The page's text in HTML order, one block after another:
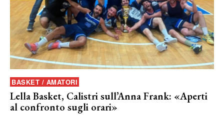
BASKET / AMATORI
Lella Basket, Calistri sull’Anna Frank: «Aperti
al confronto sugli orari»